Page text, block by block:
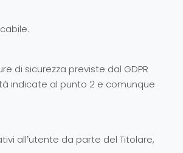
di sicurezza previste dal GDPR
indicate al punto 2 e comunque
all’utente da parte del Titolare,